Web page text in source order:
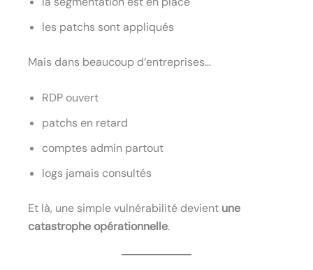
les patchs sont appliqués
Mais dans beaucoup d’entreprises…
RDP ouvert
patchs en retard
comptes admin partout
logs jamais consultés
Et là, une simple vulnérabilité devient une
catastrophe opérationnelle.